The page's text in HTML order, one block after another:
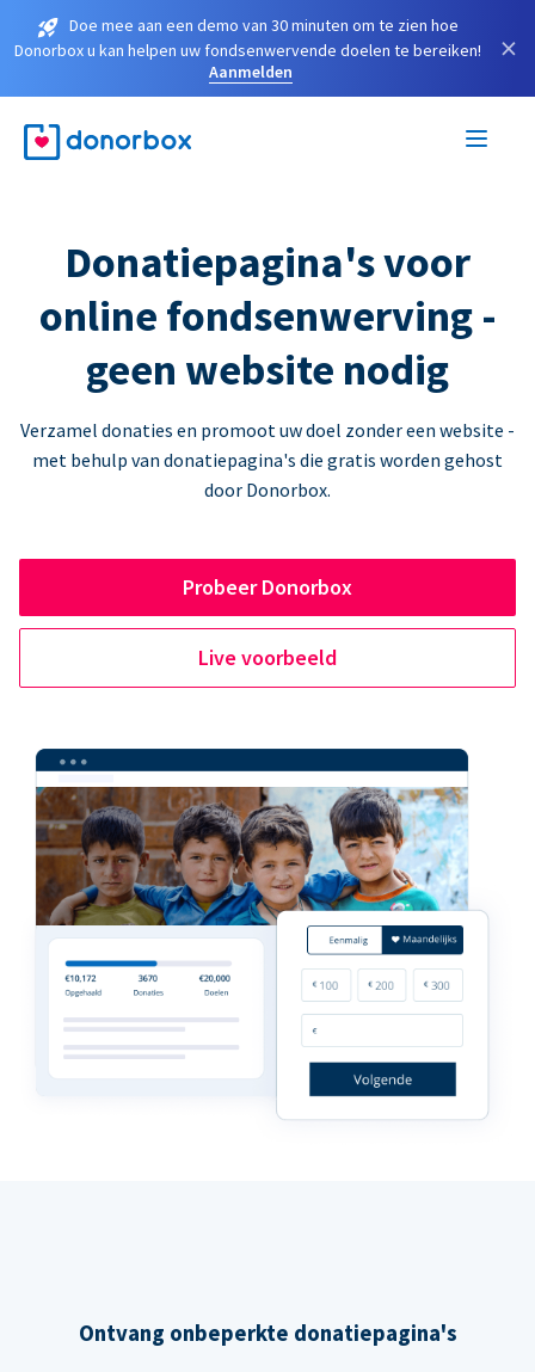
Doe mee aan een demo van 30 minuten om te zien hoe
Donorbox u kan helpen uw fondsenwervende doelen te bereiken!
Aanmelden
×
Donatiepagina's voor
online fondsenwerving -
geen website nodig
Verzamel donaties en promoot uw doel zonder een website -
met behulp van donatiepagina's die gratis worden gehost
door Donorbox.
Probeer Donorbox
Live voorbeeld
Ontvang onbeperkte donatiepagina's